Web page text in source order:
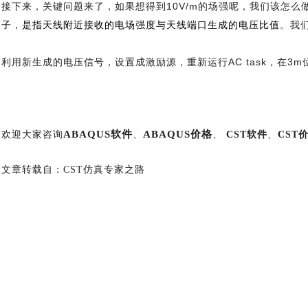
接下来，关键问题来了，如果想得到10V/m的场强呢，我们该怎么
子，是指天线附近接收的电场强度与天线端口生成的电压比值 。我
利用新生成的电压信号，设置成激励源，重新运行AC task，在
欢迎大家咨询 ABAQUS软件、 ABAQUS价格、 CST软件、 CST
文章转载自： CST仿真专家之路